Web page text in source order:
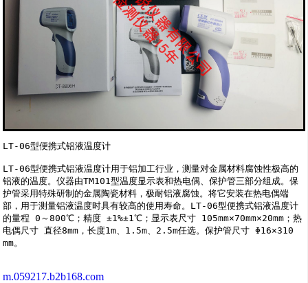
LT-06型便携式铝液温度计
LT-06型便携式铝液温度计用于铝加工行业，测量对金属材料腐蚀性极高的
铝液的温度。仪器由TM101型温度显示表和热电偶、保护管三部分组成。保
护管采用特殊研制的金属陶瓷材料，极耐铝液腐蚀。将它安装在热电偶端
部，用于测量铝液温度时具有较高的使用寿命。LT-06型便携式铝液温度计
的量程 0～800℃；精度 ±1%±1℃；显示表尺寸 105mm×70mm×20mm；热
电偶尺寸 直径8mm，长度1m、1.5m、2.5m任选。保护管尺寸 Φ16×310
m.059217.b2b168.com